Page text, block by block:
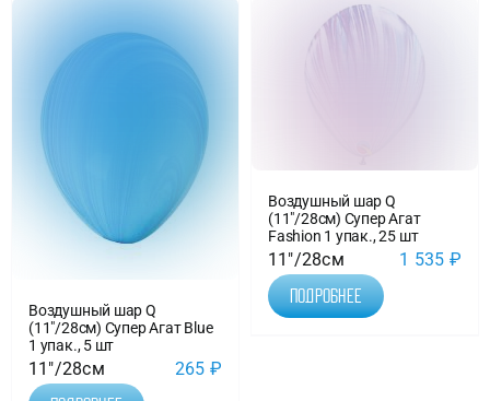
Воздушный шар Q
(11″/28см) Супер Агат Blue
1 упак., 5 шт
11"/28см 265 ₽
Воздушный шар Q
(11″/28см) Супер Агат
Fashion 1 упак., 25 шт
11"/28см 1 535 ₽
Подробнее